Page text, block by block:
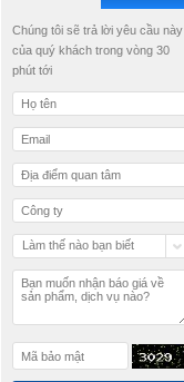
Chúng tôi sẽ trả lời yêu cầu này
của quý khách trong vòng 30
phút tới
Làm thế nào bạn biết